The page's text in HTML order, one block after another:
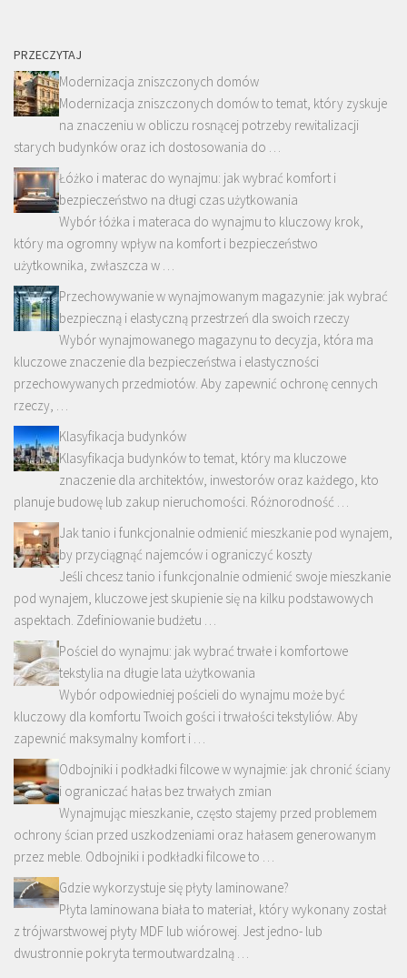
PRZECZYTAJ
Modernizacja zniszczonych domów
Modernizacja zniszczonych domów to temat, który zyskuje
na znaczeniu w obliczu rosnącej potrzeby rewitalizacji
starych budynków oraz ich dostosowania do …
Łóżko i materac do wynajmu: jak wybrać komfort i
bezpieczeństwo na długi czas użytkowania
Wybór łóżka i materaca do wynajmu to kluczowy krok,
który ma ogromny wpływ na komfort i bezpieczeństwo
użytkownika, zwłaszcza w …
Przechowywanie w wynajmowanym magazynie: jak wybrać
bezpieczną i elastyczną przestrzeń dla swoich rzeczy
Wybór wynajmowanego magazynu to decyzja, która ma
kluczowe znaczenie dla bezpieczeństwa i elastyczności
przechowywanych przedmiotów. Aby zapewnić ochronę cennych
rzeczy, …
Klasyfikacja budynków
Klasyfikacja budynków to temat, który ma kluczowe
znaczenie dla architektów, inwestorów oraz każdego, kto
planuje budowę lub zakup nieruchomości. Różnorodność …
Jak tanio i funkcjonalnie odmienić mieszkanie pod wynajem,
by przyciągnąć najemców i ograniczyć koszty
Jeśli chcesz tanio i funkcjonalnie odmienić swoje mieszkanie
pod wynajem, kluczowe jest skupienie się na kilku podstawowych
aspektach. Zdefiniowanie budżetu …
Pościel do wynajmu: jak wybrać trwałe i komfortowe
tekstylia na długie lata użytkowania
Wybór odpowiedniej pościeli do wynajmu może być
kluczowy dla komfortu Twoich gości i trwałości tekstyliów. Aby
zapewnić maksymalny komfort i …
Odbojniki i podkładki filcowe w wynajmie: jak chronić ściany
i ograniczać hałas bez trwałych zmian
Wynajmując mieszkanie, często stajemy przed problemem
ochrony ścian przed uszkodzeniami oraz hałasem generowanym
przez meble. Odbojniki i podkładki filcowe to …
Gdzie wykorzystuje się płyty laminowane?
Płyta laminowana biała to materiał, który wykonany został
z trójwarstwowej płyty MDF lub wiórowej. Jest jedno- lub
dwustronnie pokryta termoutwardzalną …